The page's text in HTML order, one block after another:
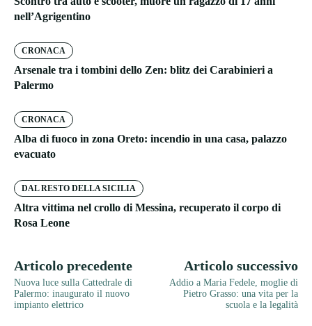
nell’Agrigentino
CRONACA
Arsenale tra i tombini dello Zen: blitz dei Carabinieri a
Palermo
CRONACA
Alba di fuoco in zona Oreto: incendio in una casa, palazzo
evacuato
DAL RESTO DELLA SICILIA
Altra vittima nel crollo di Messina, recuperato il corpo di
Rosa Leone
Articolo precedente
Nuova luce sulla Cattedrale di
Palermo: inaugurato il nuovo
impianto elettrico
Articolo successivo
Addio a Maria Fedele, moglie di
Pietro Grasso: una vita per la
scuola e la legalità